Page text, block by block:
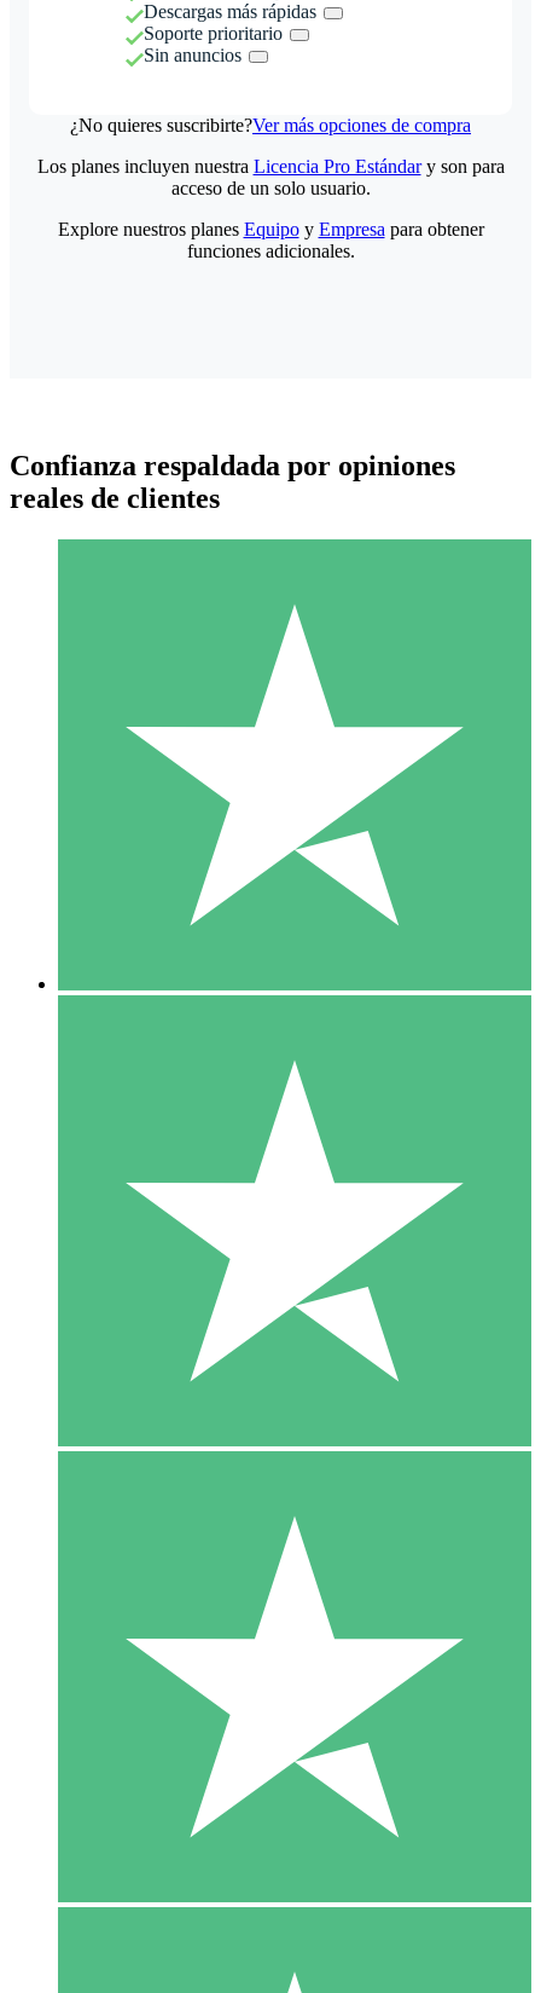
Descargas más rápidas
Soporte prioritario
Sin anuncios
¿No quieres suscribirte?Ver más opciones de compra
Paquetes de Créditos Individuales
Paga según el uso con créditos de descarga. Sin compromiso
10 00
10 Descargas
20 00
Los planes incluyen nuestra Licencia Pro Estándary son para
acceso de un solo usuario.
Explore nuestros planes Equipoy Empresa para obtener
funciones adicionales.
Confianza respaldada por opiniones
reales de clientes